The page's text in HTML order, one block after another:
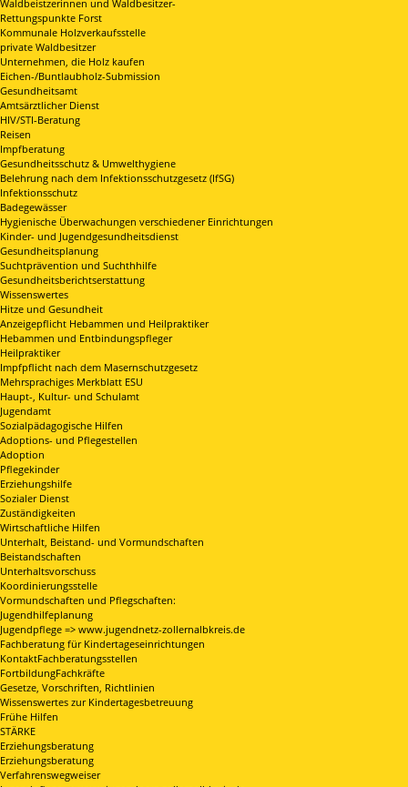
Waldbeistzerinnen und Waldbesitzer-
Rettungspunkte Forst
Kommunale Holzverkaufsstelle
private Waldbesitzer
Unternehmen, die Holz kaufen
Eichen-/Buntlaubholz-Submission
Gesundheitsamt
Amtsärztlicher Dienst
HIV/STI-Beratung
Reisen
Impfberatung
Gesundheitsschutz & Umwelthygiene
Belehrung nach dem Infektionsschutzgesetz (IfSG)
Infektionsschutz
Badegewässer
Hygienische Überwachungen verschiedener Einrichtungen
Kinder- und Jugendgesundheitsdienst
Gesundheitsplanung
Suchtprävention und Suchthhilfe
Gesundheitsberichtserstattung
Wissenswertes
Hitze und Gesundheit
Anzeigepflicht Hebammen und Heilpraktiker
Hebammen und Entbindungspfleger
Heilpraktiker
Impfpflicht nach dem Masernschutzgesetz
Mehrsprachiges Merkblatt ESU
Haupt-, Kultur- und Schulamt
Jugendamt
Sozialpädagogische Hilfen
Adoptions- und Pflegestellen
Adoption
Pflegekinder
Erziehungshilfe
Sozialer Dienst
Zuständigkeiten
Wirtschaftliche Hilfen
Unterhalt, Beistand- und Vormundschaften
Beistandschaften
Unterhaltsvorschuss
Koordinierungsstelle
Vormundschaften und Pflegschaften:
Jugendhilfeplanung
Jugendpflege => www.jugendnetz-zollernalbkreis.de
Fachberatung für Kindertageseinrichtungen
KontaktFachberatungsstellen
FortbildungFachkräfte
Gesetze, Vorschriften, Richtlinien
Wissenswertes zur Kindertagesbetreuung
Frühe Hilfen
STÄRKE
Erziehungsberatung
Erziehungsberatung
Verfahrenswegweiser